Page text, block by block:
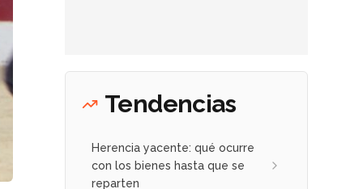
Tendencias
Herencia yacente: qué ocurre
con los bienes hasta que se
reparten